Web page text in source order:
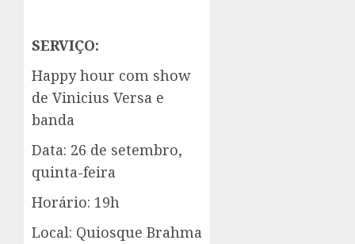
SERVIÇO:
Happy hour com show
de Vinicius Versa e
banda
Data: 26 de setembro,
quinta-feira
Horário: 19h
Local: Quiosque Brahma